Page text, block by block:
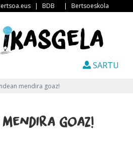
| BDB | Bertsoeskola
SARTU
mendira goaz!
goaz!